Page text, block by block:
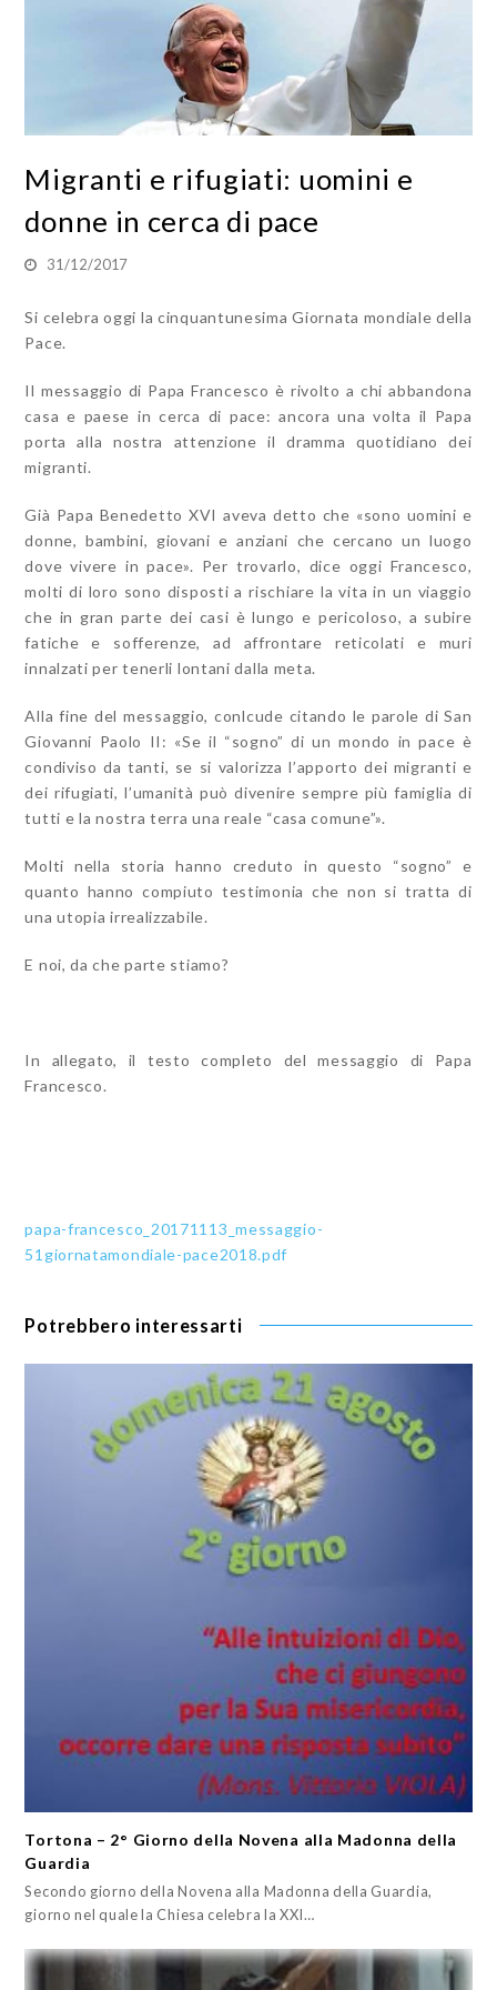
Migranti e rifugiati: uomini e
donne in cerca di pace
31/12/2017
Si celebra oggi la cinquantunesima Giornata mondiale della
Pace.
Il messaggio di Papa Francesco è rivolto a chi abbandona
casa e paese in cerca di pace: ancora una volta il Papa
porta alla nostra attenzione il dramma quotidiano dei
migranti.
Già Papa Benedetto XVI aveva detto che «sono uomini e
donne, bambini, giovani e anziani che cercano un luogo
dove vivere in pace». Per trovarlo, dice oggi Francesco,
molti di loro sono disposti a rischiare la vita in un viaggio
che in gran parte dei casi è lungo e pericoloso, a subire
fatiche e sofferenze, ad affrontare reticolati e muri
innalzati per tenerli lontani dalla meta.
Alla fine del messaggio, conlcude citando le parole di San
Giovanni Paolo II: «Se il “sogno” di un mondo in pace è
condiviso da tanti, se si valorizza l’apporto dei migranti e
dei rifugiati, l’umanità può divenire sempre più famiglia di
tutti e la nostra terra una reale “casa comune”».
Molti nella storia hanno creduto in questo “sogno” e
quanto hanno compiuto testimonia che non si tratta di
una utopia irrealizzabile.
E noi, da che parte stiamo?
In allegato, il testo completo del messaggio di Papa
Francesco.
papa-francesco_20171113_messaggio-
51giornatamondiale-pace2018.pdf
Potrebbero interessarti
Tortona – 2° Giorno della Novena alla Madonna della
Guardia
Secondo giorno della Novena alla Madonna della Guardia,
giorno nel quale la Chiesa celebra la XXI…